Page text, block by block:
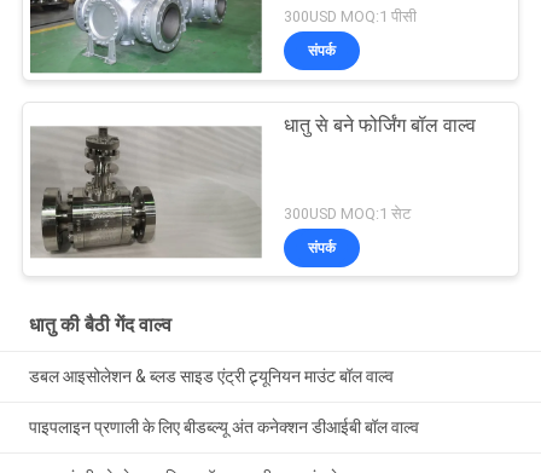
300USD MOQ:1 पीसी
संपर्क
धातु से बने फोर्जिंग बॉल वाल्व
300USD MOQ:1 सेट
संपर्क
धातु की बैठी गेंद वाल्व
डबल आइसोलेशन & ब्लड साइड एंट्री ट्र्यूनियन माउंट बॉल वाल्व
पाइपलाइन प्रणाली के लिए बीडब्ल्यू अंत कनेक्शन डीआईबी बॉल वाल्व